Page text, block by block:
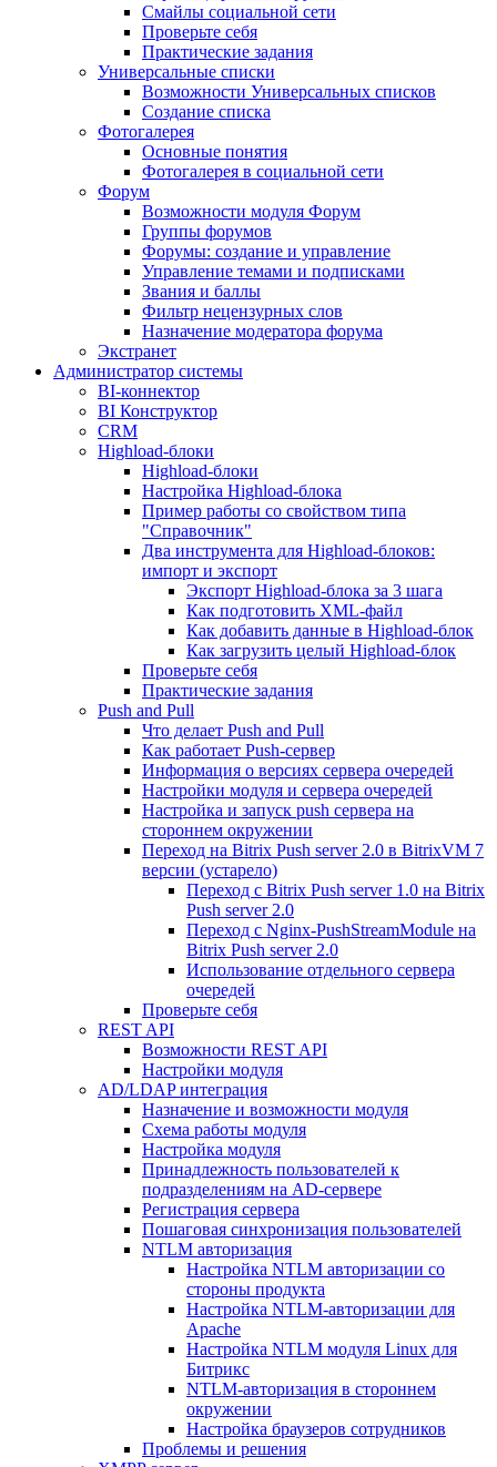
Смайлы социальной сети
Проверьте себя
Практические задания
Универсальные списки
Возможности Универсальных списков
Создание списка
Фотогалерея
Основные понятия
Фотогалерея в социальной сети
Форум
Возможности модуля Форум
Группы форумов
Форумы: создание и управление
Управление темами и подписками
Звания и баллы
Фильтр нецензурных слов
Назначение модератора форума
Экстранет
Администратор системы
BI-коннектор
BI Конструктор
CRM
Highload-блоки
Highload-блоки
Настройка Highload-блока
Пример работы со свойством типа
"Справочник"
Два инструмента для Highload-блоков:
импорт и экспорт
Экспорт Highload-блока за 3 шага
Как подготовить XML-файл
Как добавить данные в Highload-блок
Как загрузить целый Highload-блок
Проверьте себя
Практические задания
Push and Pull
Что делает Push and Pull
Как работает Push-сервер
Информация о версиях сервера очередей
Настройки модуля и сервера очередей
Настройка и запуск push сервера на
стороннем окружении
Переход на Bitrix Push server 2.0 в BitrixVM 7
версии (устарело)
Переход с Bitrix Push server 1.0 на Bitrix
Push server 2.0
Переход с Nginx-PushStreamModule на
Bitrix Push server 2.0
Использование отдельного сервера
очередей
Проверьте себя
REST API
Возможности REST API
Настройки модуля
AD/LDAP интеграция
Назначение и возможности модуля
Схема работы модуля
Настройка модуля
Принадлежность пользователей к
подразделениям на AD-сервере
Регистрация сервера
Пошаговая синхронизация пользователей
NTLM авторизация
Настройка NTLM авторизации со
стороны продукта
Настройка NTLM-авторизации для
Apache
Настройка NTLM модуля Linux для
Битрикс
NTLM-авторизация в стороннем
окружении
Настройка браузеров сотрудников
Проблемы и решения